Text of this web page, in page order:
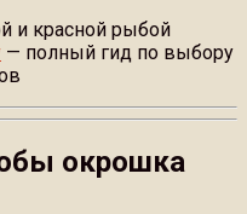
и красной рыбой
— полный гид по выбору
окрошка